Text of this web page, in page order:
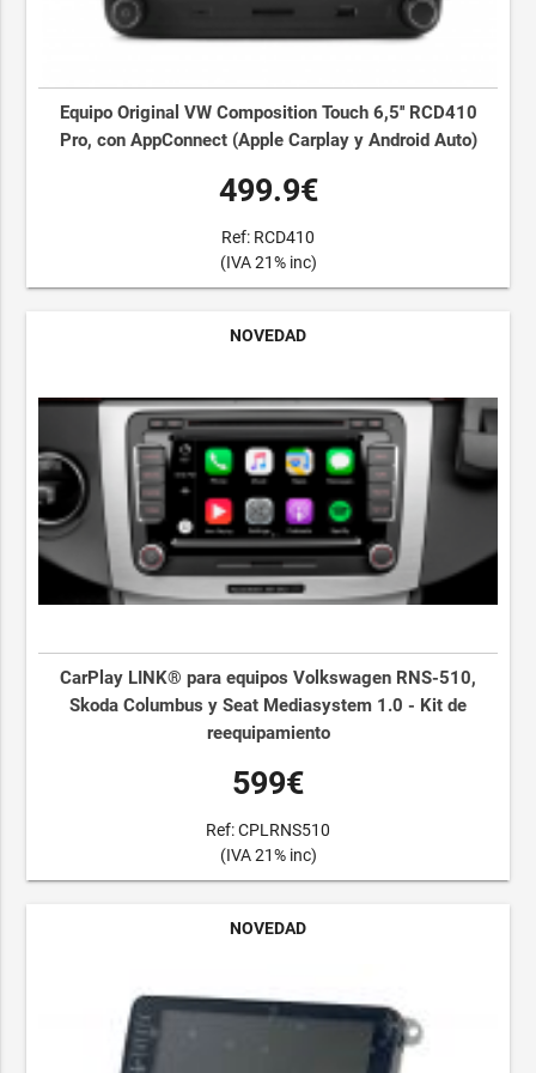
Equipo Original VW Composition Touch 6,5'' RCD410
Pro, con AppConnect (Apple Carplay y Android Auto)
499.9€
Ref: RCD410
(IVA 21% inc)
NOVEDAD
CarPlay LINK® para equipos Volkswagen RNS-510,
Skoda Columbus y Seat Mediasystem 1.0 - Kit de
reequipamiento
599€
Ref: CPLRNS510
(IVA 21% inc)
NOVEDAD